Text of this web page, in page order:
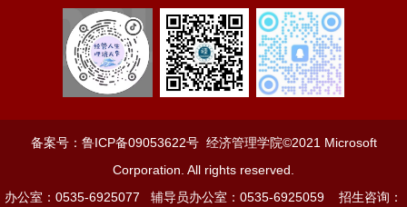
备案号： 鲁ICP备09053622号经济管理学院©2021 Microsoft
Corporation. All rights reserved.
办公室：0535-6925077 辅导员办公室：0535-6925059 招生咨询：